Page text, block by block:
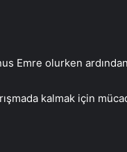
Emre olurken
kalmak için